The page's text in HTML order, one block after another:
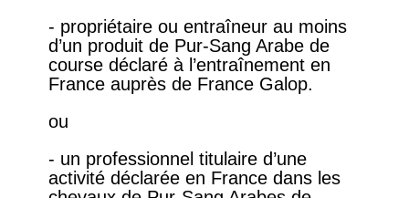
- propriétaire ou entraîneur au moins
d’un produit de Pur-Sang Arabe de
course déclaré à l’entraînement en
France auprès de France Galop.
ou
- un professionnel titulaire d’une
activité déclarée en France dans les